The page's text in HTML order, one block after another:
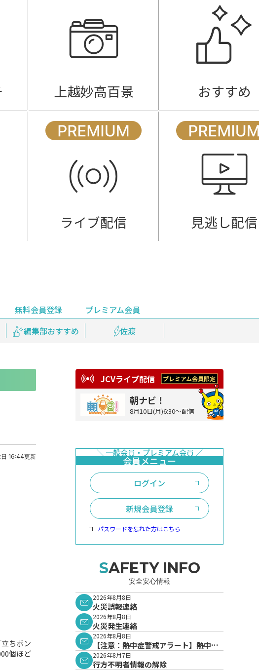
上越妙高百景 おすすめ
ライブ配信 見逃し配信
編集部おすすめ 佐渡
妙高百景 鉄道情報
無料会員登録
プレミアム会員
レミアム会員登録
16:44更新
ちボン
個ほど
JCVライブ配信
朝ナビ！
8月10日(月)6:30～配信
ログイン
新規会員登録
パスワードを忘れた方はこちら
SAFETY INFO
安全安心情報
2026年8月8日
火災誤報連絡
2026年8月8日
火災発生連絡
2026年8月8日
【注意：熱中症警戒アラート】熱中症
警戒アラートが発表されています。
2026年8月7日
行方不明者情報の解除